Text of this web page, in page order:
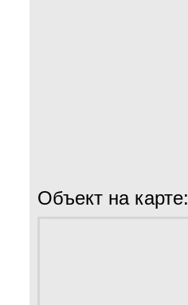
Объект на карте: